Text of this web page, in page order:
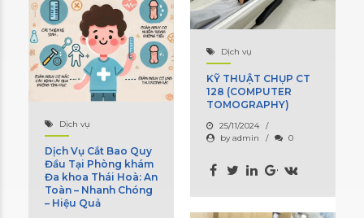
Dịch vụ
KỸ THUẬT CHỤP CT
128 (COMPUTER
TOMOGRAPHY)
25/11/2024
by admin
0
Dịch vụ
Dịch Vụ Cắt Bao Quy
Đầu Tại Phòng khám
Đa khoa Thái Hoà: An
Toàn – Nhanh Chóng
– Hiệu Quả